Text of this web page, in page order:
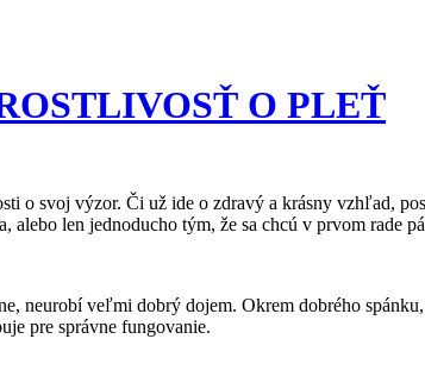
O PLEŤ
o svoj výzor. Či už ide o zdravý a krásny vzhľad,
len jednoducho tým, že sa chcú v prvom rade
neurobí veľmi dobrý dojem. Okrem dobrého
pre správne fungovanie.